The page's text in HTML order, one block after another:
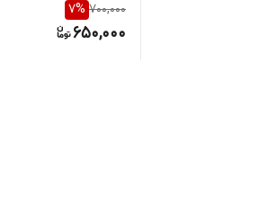
700,000
7%
650,000